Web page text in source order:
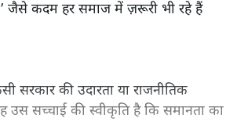
जैसे कदम हर समाज में ज़रूरी भी रहे हैं
सरकार की उदारता या राजनीतिक
उस सच्चाई की स्वीकृति है कि समानता का